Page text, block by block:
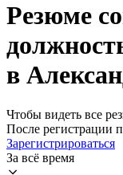
Резюме
в
Чтобы видеть все
После регистрации
Зарегистрироваться
За всё время